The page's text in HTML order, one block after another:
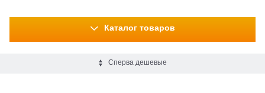
Каталог товаров
Сперва дешевые